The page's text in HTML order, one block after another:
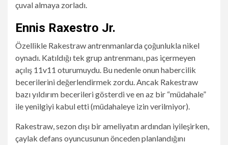
çuval almaya zorladı.
Ennis Raxestro Jr.
Özellikle Rakestraw antrenmanlarda çoğunlukla nikel
oynadı. Katıldığı tek grup antrenmanı, pas içermeyen
açılış 11v11 oturumuydu. Bu nedenle onun habercilik
becerilerini değerlendirmek zordu. Ancak Rakestraw
bazı yıldırım becerileri gösterdi ve en az bir “müdahale”
ile yenilgiyi kabul etti (müdahaleye izin verilmiyor).
Rakestraw, sezon dışı bir ameliyatın ardından iyileşirken,
çaylak defans oyuncusunun önceden planlandığını